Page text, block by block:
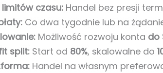
limitów czasu: Handel bez presji
Co dwa tygodnie lub na
Możliwość rozwoju konta do
split: Start od 80%, skalowalne do
Handel na własnym